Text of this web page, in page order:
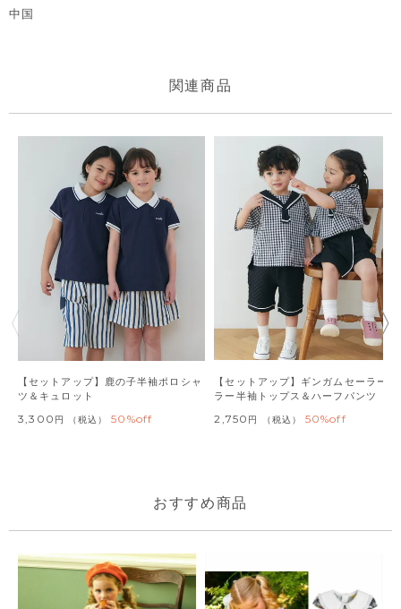
中国
【セットアップ】鹿の子半袖ポロシャ
ツ＆キュロット
3,300 税込 50%off
【セットアップ】ギンガムセーラーカ
ラー半袖トップス＆ハーフパンツ
2,750 税込 50%off
おすすめ商品